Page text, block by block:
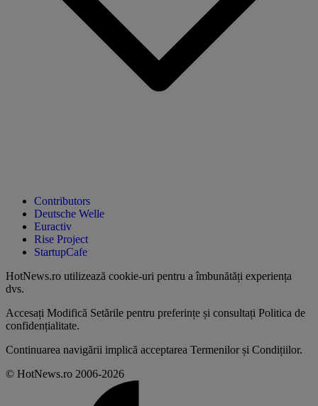
Contributors
Deutsche Welle
Euractiv
Rise Project
StartupCafe
HotNews.ro utilizează cookie-uri pentru a îmbunătăți experiența
dvs.
Accesați Modifică Setările pentru preferințe și consultați Politica de
confidențialitate.
Continuarea navigării implică acceptarea Termenilor și Condițiilor.
© HotNews.ro 2006-2026